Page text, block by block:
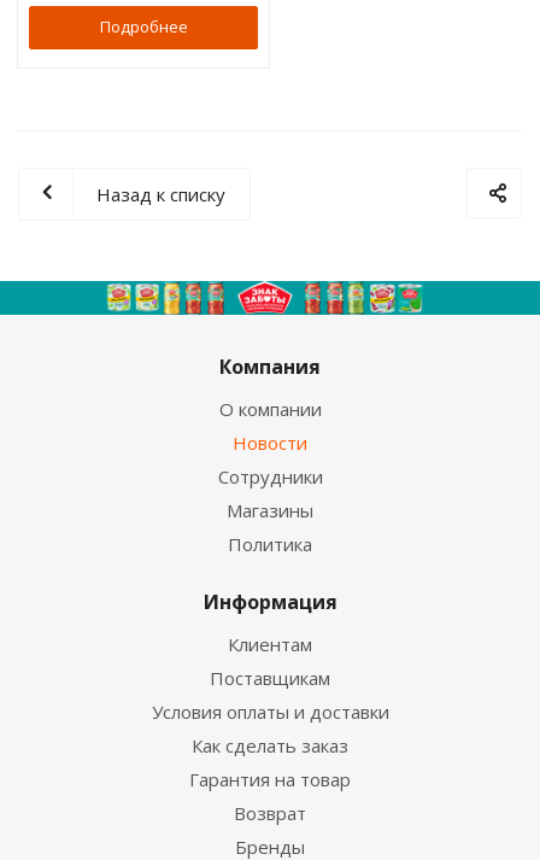
Подробнее
Назад к списку
Компания
О компании
Новости
Сотрудники
Магазины
Политика
Информация
Клиентам
Поставщикам
Условия оплаты и доставки
Как сделать заказ
Гарантия на товар
Возврат
Бренды